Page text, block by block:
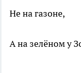
Не на газоне,
А на зелёном у